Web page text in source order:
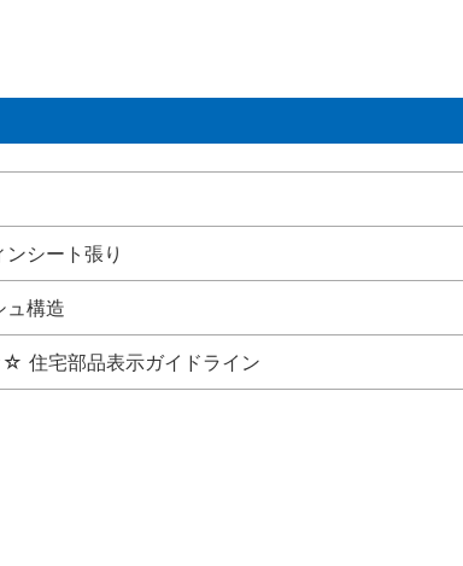
ンシート張り
ュ構造
宅部品表示ガイドライン